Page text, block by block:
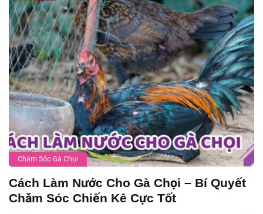
Chăm Sóc Gà Chọi
Cách Làm Nước Cho Gà Chọi – Bí Quyết
Chăm Sóc Chiến Kê Cực Tốt